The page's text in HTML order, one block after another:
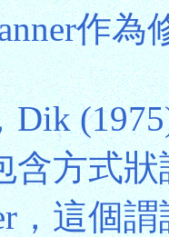
作為
Dik
含方式
，這個